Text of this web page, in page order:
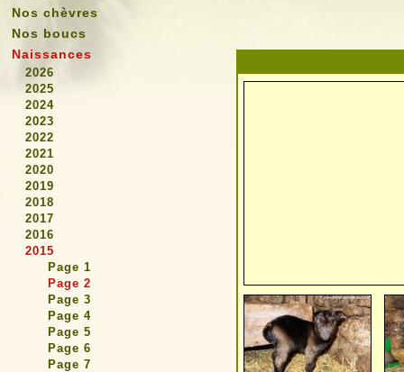
Nos chèvres
Nos boucs
Naissances
2026
2025
2024
2023
2022
2021
2020
2019
2018
2017
2016
2015
Page 1
Page 2
Page 3
Page 4
Page 5
Page 6
Page 7